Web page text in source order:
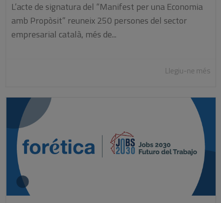
L’acte de signatura del “Manifest per una Economia
amb Propòsit” reuneix 250 persones del sector
empresarial català, més de...
Llegiu-ne més